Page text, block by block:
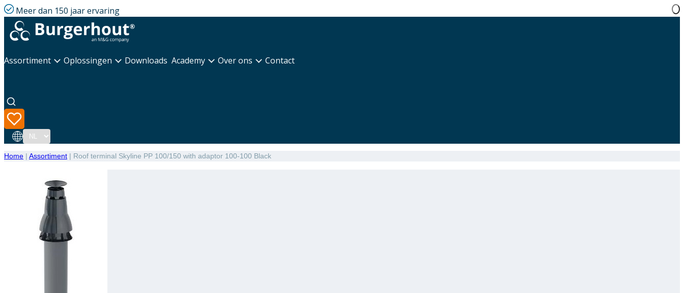
Meer dan 150 jaar ervaring
Assortiment Oplossingen Downloads Academy Over ons Contact
Taal
Home | Assortiment | Roof terminal Skyline PP 100/150 with adaptor 100-100 Black